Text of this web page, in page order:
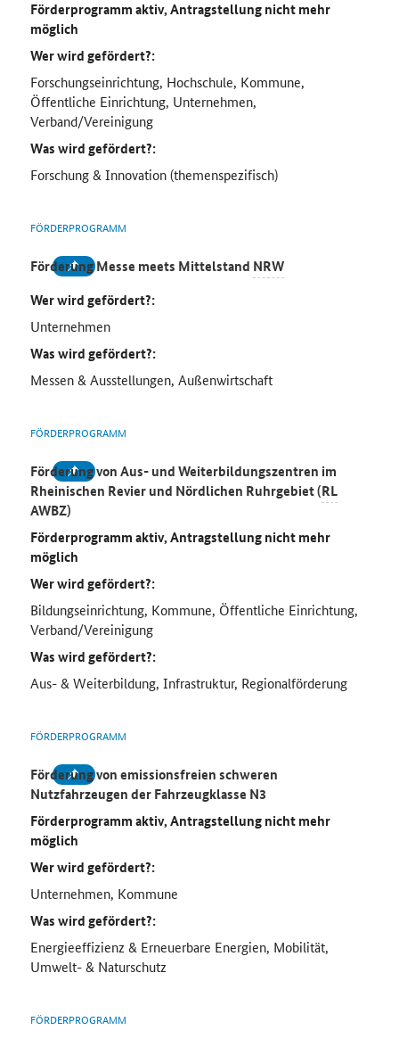
Förderprogramm aktiv, Antragstellung nicht mehr
möglich
Wer wird gefördert?:
Forschungseinrichtung, Hochschule, Kommune,
Öffentliche Einrichtung, Unternehmen,
Verband/Vereinigung
Was wird gefördert?:
Forschung & Innovation (themenspezifisch)
FÖRDERPROGRAMM
Förderung Messe meets Mittelstand NRW
Wer wird gefördert?:
Unternehmen
Was wird gefördert?:
Messen & Ausstellungen, Außenwirtschaft
FÖRDERPROGRAMM
Förderung von Aus- und Weiterbildungszentren im
Rheinischen Revier und Nördlichen Ruhrgebiet (RL
AWBZ)
Förderprogramm aktiv, Antragstellung nicht mehr
möglich
Wer wird gefördert?:
Bildungseinrichtung, Kommune, Öffentliche Einrichtung,
Verband/Vereinigung
Was wird gefördert?:
Aus- & Weiterbildung, Infrastruktur, Regionalförderung
FÖRDERPROGRAMM
Förderung von emissionsfreien schweren
Nutzfahrzeugen der Fahrzeugklasse N3
Förderprogramm aktiv, Antragstellung nicht mehr
möglich
Wer wird gefördert?:
Unternehmen, Kommune
Was wird gefördert?:
Energieeffizienz & Erneuerbare Energien, Mobilität,
Umwelt- & Naturschutz
FÖRDERPROGRAMM